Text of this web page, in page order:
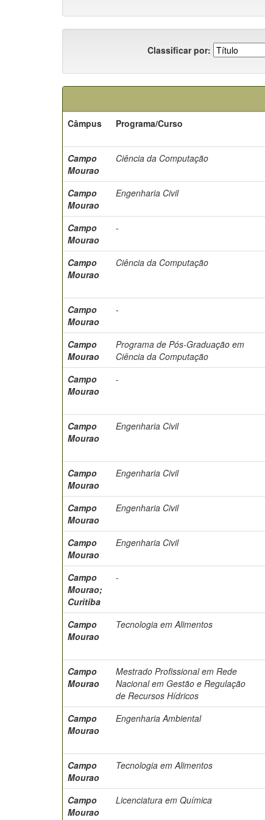
Classificar por:
Câmpus
Programa/Curso
Campo
Mourao
Ciência da Computação
Campo
Mourao
Engenharia Civil
Campo
Mourao
-
Campo
Mourao
Ciência da Computação
Campo
Mourao
-
Campo
Mourao
Programa de Pós-Graduação em
Ciência da Computação
Campo
Mourao
-
Campo
Mourao
Engenharia Civil
Campo
Mourao
Engenharia Civil
Campo
Mourao
Engenharia Civil
Campo
Mourao
Engenharia Civil
Campo
Mourao;
Curitiba
-
Campo
Mourao
Tecnologia em Alimentos
Campo
Mourao
Mestrado Profissional em Rede
Nacional em Gestão e Regulação
de Recursos Hídricos
Campo
Mourao
Engenharia Ambiental
Campo
Mourao
Tecnologia em Alimentos
Campo
Mourao
Licenciatura em Química